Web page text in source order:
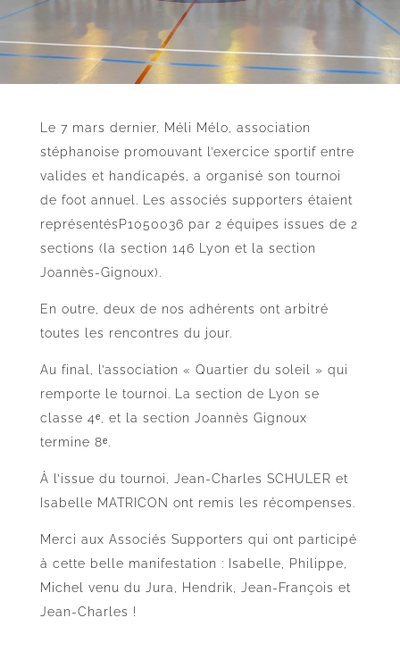
Le 7 mars dernier, Méli Mélo, association
stéphanoise promouvant l’exercice sportif entre
valides et handicapés, a organisé son tournoi
de foot annuel. Les associés supporters étaient
représentésP1050036 par 2 équipes issues de 2
sections (la section 146 Lyon et la section
Joannès-Gignoux).
En outre, deux de nos adhérents ont arbitré
toutes les rencontres du jour.
Au final, l’association « Quartier du soleil » qui
remporte le tournoi. La section de Lyon se
classe 4ᵉ, et la section Joannès Gignoux
termine 8ᵉ.
À l’issue du tournoi, Jean-Charles SCHULER et
Isabelle MATRICON ont remis les récompenses.
Merci aux Associés Supporters qui ont participé
à cette belle manifestation : Isabelle, Philippe,
Michel venu du Jura, Hendrik, Jean-François et
Jean-Charles !